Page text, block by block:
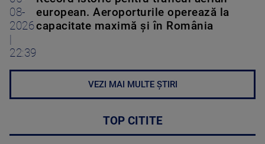
08-
2026
22:39
european. Aeroporturile operează la
capacitate maximă și în România
VEZI MAI MULTE ȘTIRI
TOP CITITE